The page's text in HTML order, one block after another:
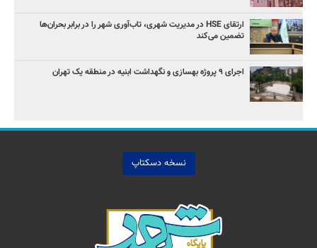
ارتقای HSE در مدیریت شهری، تاب‌آوری شهر را در برابر بحران‌ها
تضمین می‌کند
اجرای ۹ پروژه بهسازی و نگهداشت ابنیه در منطقه یک تهران
نسخه دسکتاپ